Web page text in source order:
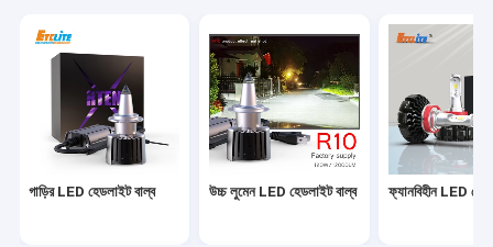
গাড়ির টার্ন সিগন্যাল লাইট
অটো টেইল ল্যাম্প
CAN বাস ডিকোডার
গাড়ির LED হেডলাইট বাল্ব উচ্চ লুমেন LED হেডলাইট বাল্ব ফ্যানবিহীন LED